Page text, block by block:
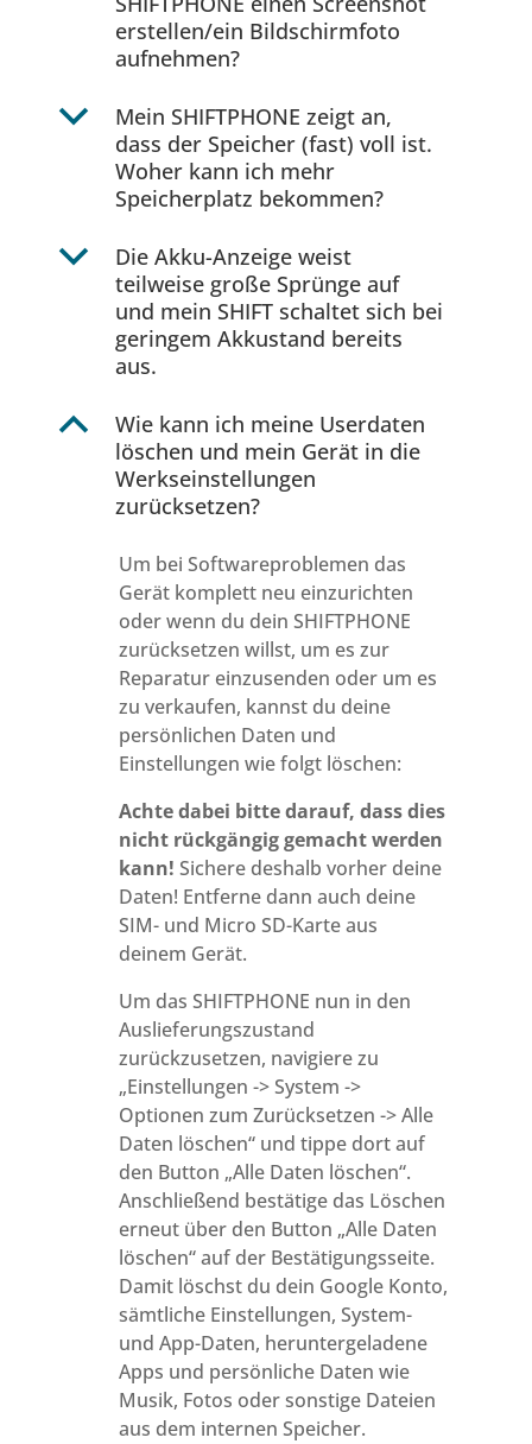
erstellen/ein Bildschirmfoto
aufnehmen?
b
Mein SHIFTPHONE zeigt an,
dass der Speicher (fast) voll ist.
Woher kann ich mehr
Speicherplatz bekommen?
b
Die Akku-Anzeige weist
teilweise große Sprünge auf
und mein SHIFT schaltet sich bei
geringem Akkustand bereits
aus.
B
Wie kann ich meine Userdaten
löschen und mein Gerät in die
Werkseinstellungen
zurücksetzen?
Um bei Softwareproblemen das
Gerät komplett neu einzurichten
oder wenn du dein SHIFTPHONE
zurücksetzen willst, um es zur
Reparatur einzusenden oder um es
zu verkaufen, kannst du deine
persönlichen Daten und
Einstellungen wie folgt löschen:
Achte dabei bitte darauf, dass dies
nicht rückgängig gemacht werden
kann! Sichere deshalb vorher deine
Daten! Entferne dann auch deine
SIM- und Micro SD-Karte aus
deinem Gerät.
Um das SHIFTPHONE nun in den
Auslieferungszustand
zurückzusetzen, navigiere zu
„Einstellungen -> System ->
Optionen zum Zurücksetzen -> Alle
Daten löschen“ und tippe dort auf
den Button „Alle Daten löschen“.
Anschließend bestätige das Löschen
erneut über den Button „Alle Daten
löschen“ auf der Bestätigungsseite.
Damit löschst du dein Google Konto,
sämtliche Einstellungen, System-
und App-Daten, heruntergeladene
Apps und persönliche Daten wie
Musik, Fotos oder sonstige Dateien
aus dem internen Speicher.